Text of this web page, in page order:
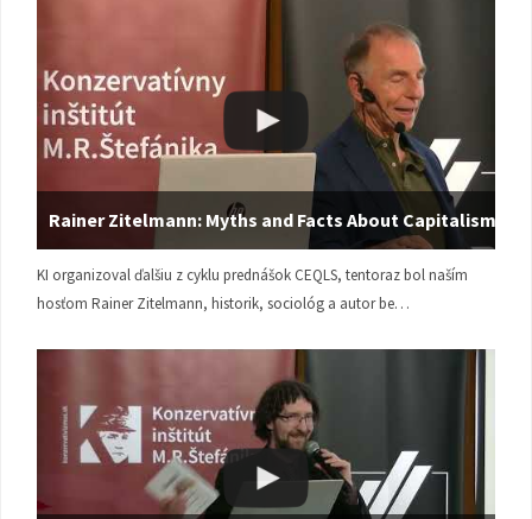
Rainer Zitelmann: Myths and Facts About Capitalism
KI organizoval ďalšiu z cyklu prednášok CEQLS, tentoraz bol naším
hosťom Rainer Zitelmann, historik, sociológ a autor be…